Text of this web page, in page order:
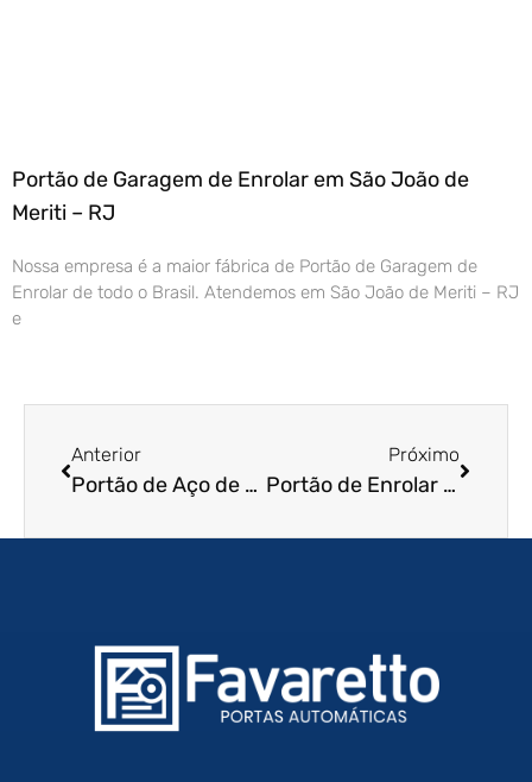
Portão de Garagem de Enrolar em São João de
Meriti – RJ
Nossa empresa é a maior fábrica de Portão de Garagem de
Enrolar de todo o Brasil. Atendemos em São João de Meriti – RJ
e
Anterior
Portão de Aço de Enrolar em Matão – SP
Próximo
Portão de Enrolar Automático em Campo Grande – MS